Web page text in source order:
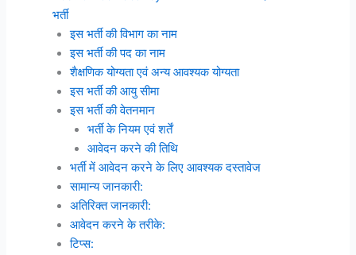
भर्ती
इस भर्ती की विभाग का नाम
इस भर्ती की पद का नाम
शैक्षणिक योग्यता एवं अन्य आवश्यक योग्यता
इस भर्ती की आयु सीमा
इस भर्ती की वेतनमान
भर्ती के नियम एवं शर्तें
आवेदन करने की तिथि
भर्ती में आवेदन करने के लिए आवश्यक दस्तावेज
सामान्य जानकारी:
अतिरिक्त जानकारी:
आवेदन करने के तरीके:
टिप्स: